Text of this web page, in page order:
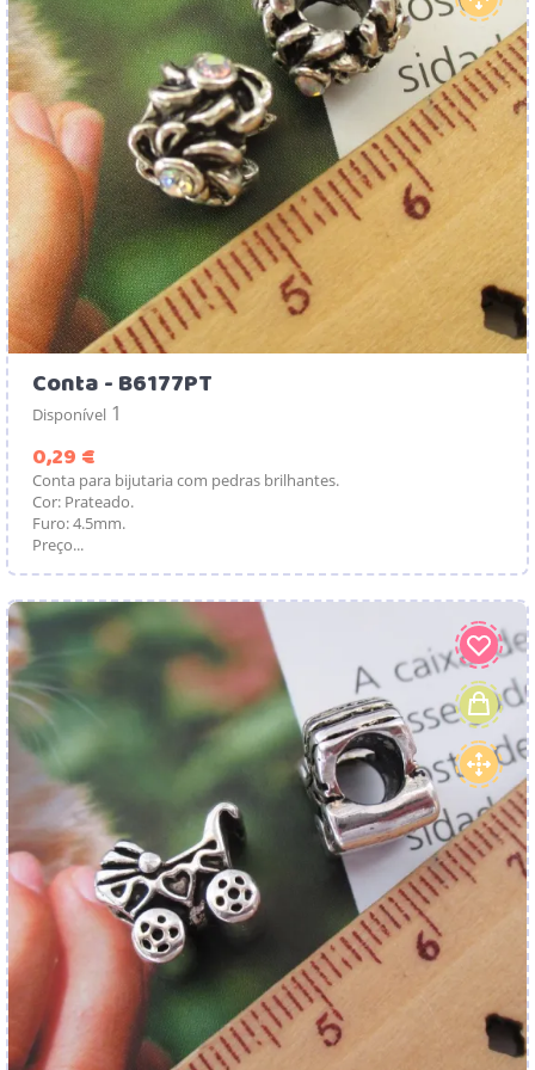
Conta - B6177PT
Disponível 1
0,29 €
Conta para bijutaria com pedras brilhantes.
Cor: Prateado.
Furo: 4.5mm.
Preço...